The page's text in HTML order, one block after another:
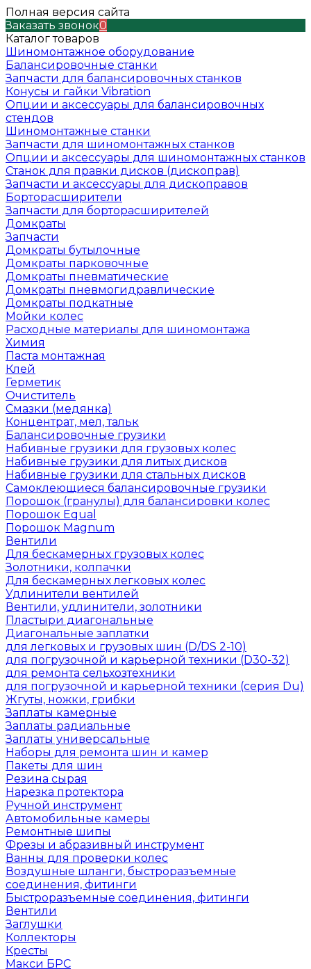
Полная версия сайта
Заказать звонок0
Каталог товаров
Шиномонтажное оборудование
Балансировочные станки
Запчасти для балансировочных станков
Конусы и гайки Vibration
Опции и аксессуары для балансировочных
стендов
Шиномонтажные станки
Запчасти для шиномонтажных станков
Опции и аксессуары для шиномонтажных станков
Станок для правки дисков (дископрав)
Запчасти и аксессуары для дископравов
Борторасширители
Запчасти для борторасширителей
Домкраты
Запчасти
Домкраты бутылочные
Домкраты парковочные
Домкраты пневматические
Домкраты пневмогидравлические
Домкраты подкатные
Мойки колес
Расходные материалы для шиномонтажа
Химия
Паста монтажная
Клей
Герметик
Очиститель
Смазки (медянка)
Концентрат, мел, тальк
Балансировочные грузики
Набивные грузики для грузовых колес
Набивные грузики для литых дисков
Набивные грузики для стальных дисков
Самоклеющиеся балансировочные грузики
Порошок (гранулы) для балансировки колес
Порошок Equal
Порошок Magnum
Вентили
Для бескамерных грузовых колес
Золотники, колпачки
Для бескамерных легковых колес
Удлинители вентилей
Вентили, удлинители, золотники
Пластыри диагональные
Диагональные заплатки
для легковых и грузовых шин (D/DS 2-10)
для погрузочной и карьерной техники (D30-32)
для ремонта сельхозтехники
для погрузочной и карьерной техники (серия Du)
Жгуты, ножки, грибки
Заплаты камерные
Заплаты радиальные
Заплаты универсальные
Наборы для ремонта шин и камер
Пакеты для шин
Резина сырая
Нарезка протектора
Ручной инструмент
Автомобильные камеры
Ремонтные шипы
Фрезы и абразивный инструмент
Ванны для проверки колес
Воздушные шланги, быстроразъемные
соединения, фитинги
Быстроразъемные соединения, фитинги
Вентили
Заглушки
Коллекторы
Кресты
Макси БРС